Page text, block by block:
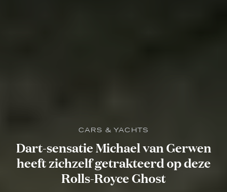
CARS & YACHTS
Dart-sensatie Michael van Gerwen
heeft zichzelf getrakteerd op deze
Rolls-Royce Ghost